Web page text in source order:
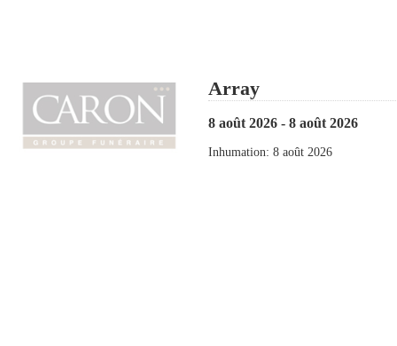
Array
8 août 2026 - 8 août 2026
Inhumation: 8 août 2026